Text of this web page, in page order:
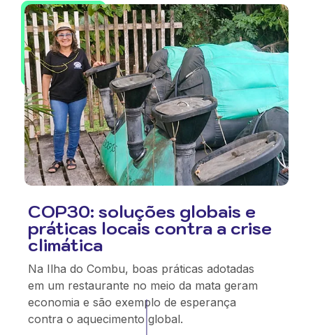
COP30: soluções globais e
práticas locais contra a crise
climática
Na Ilha do Combu, boas práticas adotadas
em um restaurante no meio da mata geram
economia e são exemplo de esperança
contra o aquecimento global.